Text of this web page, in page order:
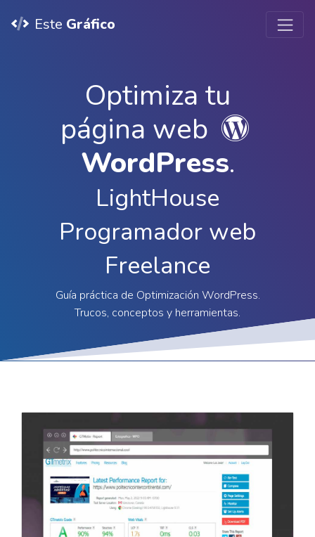
Este Gráfico
Optimiza tu
página web
WordPress.
LightHouse
Programador web
Freelance
Guía práctica de Optimización WordPress.
Trucos, conceptos y herramientas.